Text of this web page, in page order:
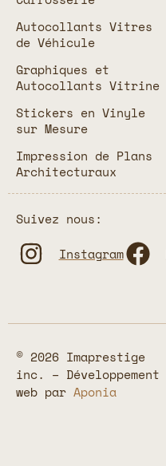
Autocollants Vitres
de Véhicule
Graphiques et
Autocollants Vitrine
Stickers en Vinyle
sur Mesure
Impression de Plans
Architecturaux
Suivez nous:
Instagram
© 2026 Imaprestige
inc. – Développement
web par Aponia